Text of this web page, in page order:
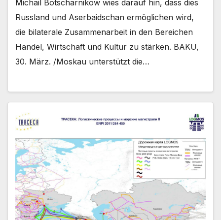
Michail Botscharnikow wies darauf hin, dass dies
Russland und Aserbaidschan ermöglichen wird,
die bilaterale Zusammenarbeit in den Bereichen
Handel, Wirtschaft und Kultur zu stärken. BAKU,
30. März. /Moskau unterstützt die…